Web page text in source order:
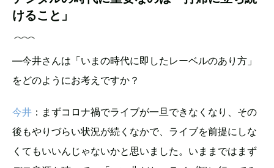
けること」
―今井さんは「いまの時代に即したレーベルのあり方」
をどのようにお考えですか？
今井 ：まずコロナ禍でライブが一旦できなくなり、その
後もやりづらい状況が続くなかで、ライブを前提にしな
くてもいいんじゃないかと思いました。いままではまず